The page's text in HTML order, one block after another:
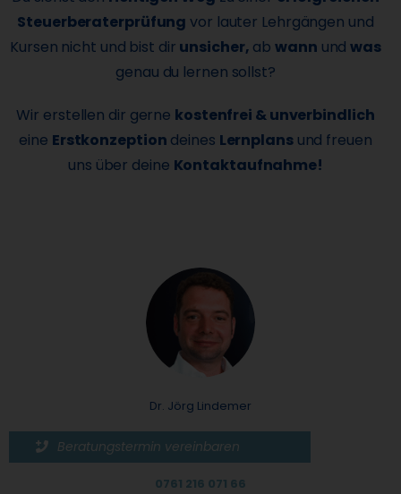
Steuerberaterprüfung vor lauter Lehrgängen und
Kursen nicht und bist dir unsicher, abwann undwas
genau du lernen sollst?
Wir erstellen dir gerne kostenfrei & unverbindlich
eine Erstkonzeption deines Lernplansund freuen
uns über deine Kontaktaufnahme!
Dr. Jörg Lindemer
Beratungstermin vereinbaren
0761 216 071 66